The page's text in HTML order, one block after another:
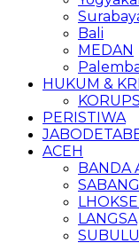
Bali
MEDAN
HUKUM &
PERISTIWA
ACEH
BANDA
SABANG
LANGSA